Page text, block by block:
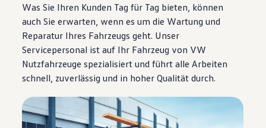
Was Sie Ihren Kunden Tag für Tag bieten, können
auch Sie erwarten, wenn es um die Wartung und
Reparatur Ihres Fahrzeugs geht. Unser
Servicepersonal ist auf Ihr Fahrzeug von VW
Nutzfahrzeuge spezialisiert und führt alle Arbeiten
schnell, zuverlässig und in hoher Qualität durch.